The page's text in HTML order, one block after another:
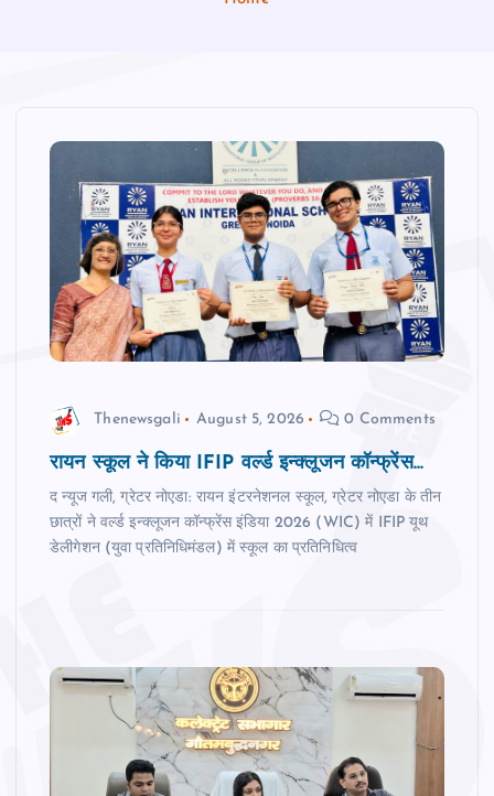
Thenewsgali August 5, 2026 0 Comments
रायन स्‍कूल ने किया IFIP वर्ल्ड इन्क्लूजन कॉन्फ्रेंस...
द न्‍यूज गली, ग्रेटर नोएडा: रायन इंटरनेशनल स्कूल, ग्रेटर नोएडा के तीन
छात्रों ने वर्ल्ड इन्क्लूजन कॉन्फ्रेंस इंडिया 2026 (WIC) में IFIP यूथ
डेलीगेशन (युवा प्रतिनिधिमंडल) में स्कूल का प्रतिनिधित्व